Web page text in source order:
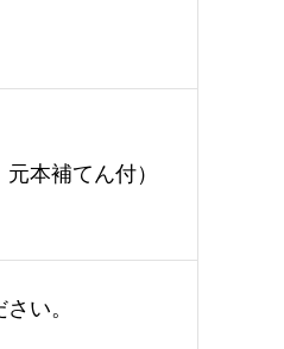
本補てん付）
い。